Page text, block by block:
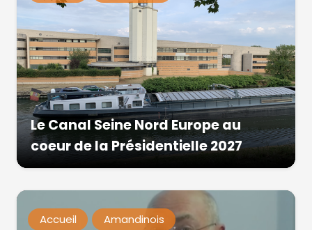
Le Canal Seine Nord Europe au
coeur de la Présidentielle 2027
Accueil Amandinois